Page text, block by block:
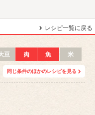
レシピ一覧に戻る
豆 肉 魚 米
同じ条件のほかのレシピを見る